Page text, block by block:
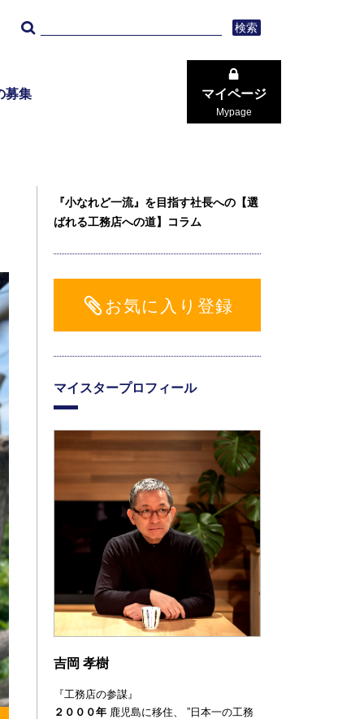
検索
募集 マイページ
Mypage
『小なれど一流』を目指す社長への【選
ばれる工務店への道】コラム
お気に入り登録
マイスタープロフィール
吉岡 孝樹
『工務店の参謀』
２０００年 鹿児島に移住、
”日本一の工務